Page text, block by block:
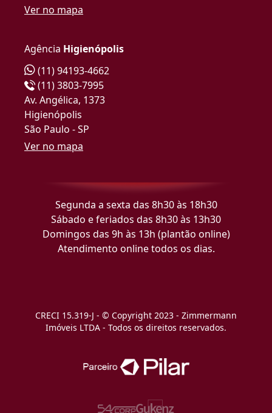
Ver no mapa
Agência Higienópolis
(11) 94193-4662
(11) 3803-7995
Av. Angélica, 1373
Higienópolis
São Paulo - SP
Ver no mapa
Segunda a sexta das 8h30 às 18h30
Sábado e feriados das 8h30 às 13h30
Domingos das 9h às 13h (plantão online)
Atendimento online todos os dias.
CRECI 15.319-J - © Copyright 2023 - Zimmermann
Imóveis LTDA - Todos os direitos reservados.